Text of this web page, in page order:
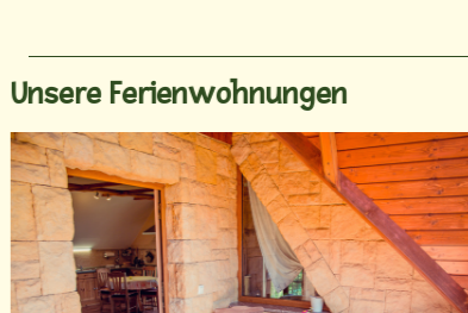
Unsere Ferienwohnungen